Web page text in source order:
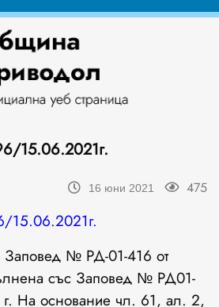
15.06.2021г.
16 юни 2021 475
15.06.2021г.
№ РД-01-416 от
със Заповед № РД01-
На основание чл. 61, ал. 2,